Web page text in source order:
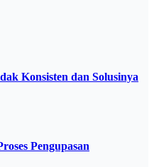
Konsisten dan Solusinya
Pengupasan